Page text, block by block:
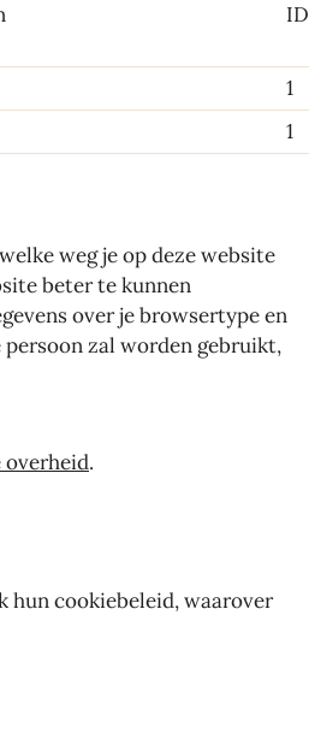
ID
1
1
weg je op deze website
beter te kunnen
over je browsertype en
zal worden gebruikt,
overheid.
hun cookiebeleid, waarover